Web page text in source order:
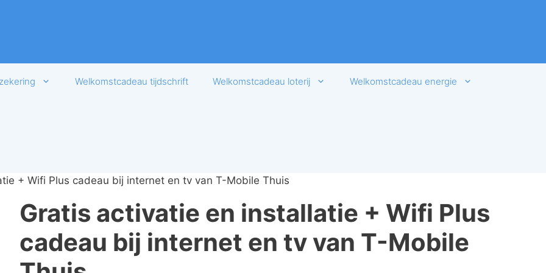
Welkomstcadeau tijdschrift Welkomstcadeau loterij Welkomstcadeau energie
+ Wifi Plus cadeau bij internet en tv van T-Mobile Thuis
Gratis activatie en installatie + Wifi Plus
cadeau bij internet en tv van T-Mobile